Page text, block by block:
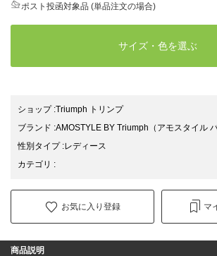
ポスト投函対象品 (単品注文の場合)
サイズ・色を選ぶ
ショップ:Triumph トリンプ
ブランド :AMOSTYLE BY Triumph （アモスタイル
性別タイプ:レディース
カテゴリ :
お気に入り登録 マ
商品説明